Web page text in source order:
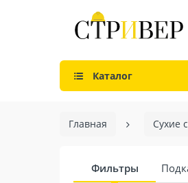
Каталог
Главная Сухие
Фильтры